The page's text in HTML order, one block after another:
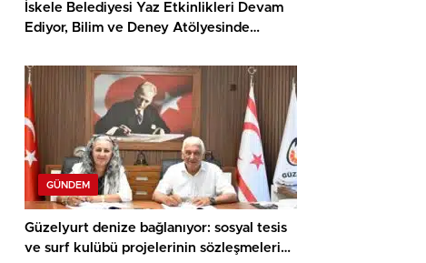
İskele Belediyesi Yaz Etkinlikleri Devam
Ediyor, Bilim ve Deney Atölyesinde
GÜNDEM
Güzelyurt denize bağlanıyor: sosyal tesis
ve surf kulübü projelerinin sözleşmeleri